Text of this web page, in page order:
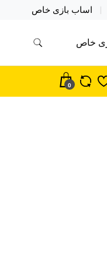
اساب بازی خاص
خاص
0